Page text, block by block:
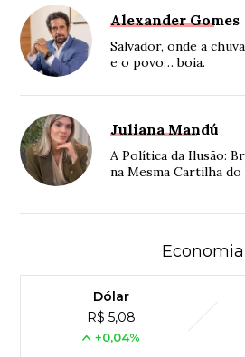
Alexander Gomes
Salvador, onde a
e o povo… boia.
Juliana Mandú
A Política da Ilusão:
na Mesma Cartilha do
Economia
Dólar
R$ 5,08
+0,04%